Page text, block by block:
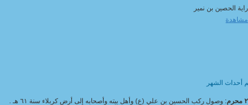
راية الحصين بن نمير
مشاهدة
أحداث الشهر
٢ محرم : وصول ركب الحسين بن علي (ع) وأهل بيته وأصحابه إلى أرض كربلاء سنة ٦١ هـ .